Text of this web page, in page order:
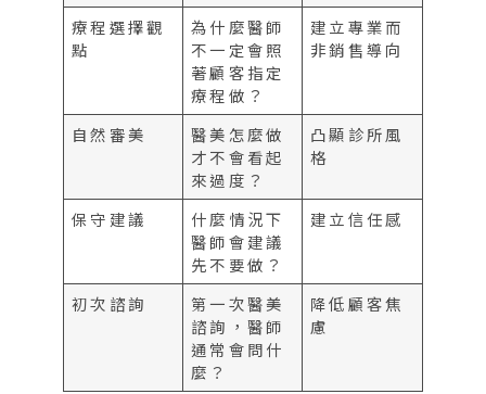
療程選擇觀
點
為什麼醫師
不一定會照
著顧客指定
療程做？
建立專業而
非銷售導向
自然審美
醫美怎麼做
才不會看起
來過度？
凸顯診所風
格
保守建議
什麼情況下
醫師會建議
先不要做？
建立信任感
初次諮詢
第一次醫美
諮詢，醫師
通常會問什
麼？
降低顧客焦
慮